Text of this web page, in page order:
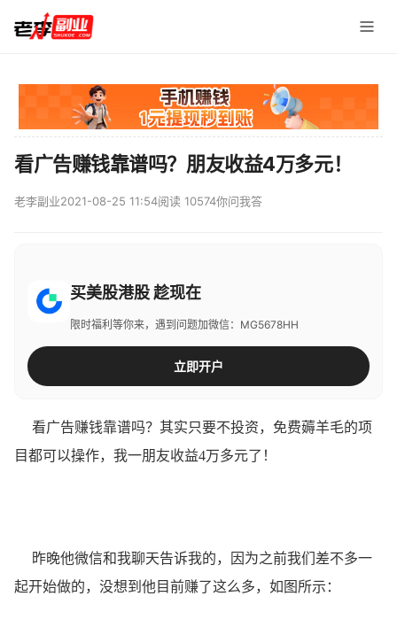
看广告赚钱靠谱吗？朋友收益4万多元！
老李副业2021-08-25 11:54阅读 10574你问我答
买美股港股 趁现在
限时福利等你来，遇到问题加微信：MG5678HH
立即开户
看广告赚钱靠谱吗？其实只要不投资，免费薅羊毛的项
目都可以操作，我一朋友收益4万多元了！
昨晚他微信和我聊天告诉我的，因为之前我们差不多一
起开始做的，没想到他目前赚了这么多，如图所示：